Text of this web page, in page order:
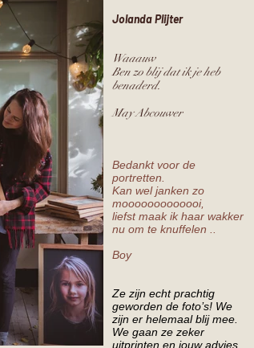
Jolanda Plijter
Waaauw
Ben zo blij dat ik je heb
benaderd.
May Abcouwer
Bedankt voor de
portretten.
Kan wel janken zo
mooooooooooooi,
liefst maak ik haar wakker
nu om te knuffelen ..
Boy
Ze zijn echt prachtig
geworden de foto’s! We
zijn er helemaal blij mee.
We gaan ze zeker
uitprinten en jouw advies